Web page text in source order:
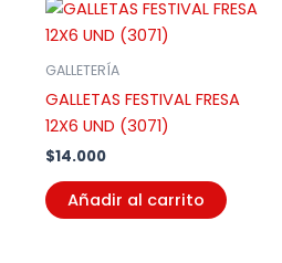
GALLETERÍA
GALLETAS FESTIVAL FRESA
12X6 UND (3071)
$14.000
Añadir al carrito